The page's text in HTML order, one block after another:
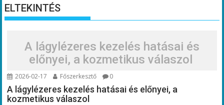
ELTEKINTÉS
A lágylézeres kezelés hatásai és
előnyei, a kozmetikus válaszol
2026-02-17 Főszerkesztő 0
A lágylézeres kezelés hatásai és előnyei, a
kozmetikus válaszol